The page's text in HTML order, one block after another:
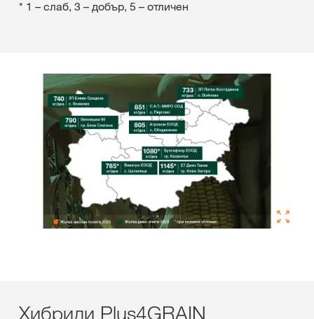
* 1 – слаб, 3 – добър, 5 – отличен
Хибриди Plus4GRAIN